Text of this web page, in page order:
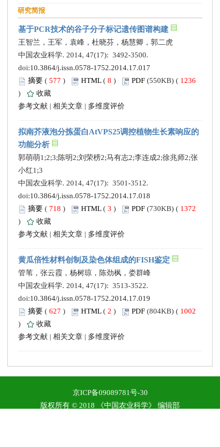
研究简报
基于PCR技术的谷子分子标记遗传图谱构建
王智兰，王军，袁峰，杜晓芬，杨慧卿，郭二虎
中国农业科学. 2014, 47(17): 3492-3500.
doi:10.3864/j.issn.0578-1752.2014.17.017
摘要 ( 577 ) HTML( 8 ) PDF (550KB) ( 1236
)
收藏
参考文献 | 相关文章 | 多维度评价
拟南芥液泡分拣蛋白AtVPS25调控植物生长素响应的
功能分析
郭萌萌1;2;3;陈明2;刘荣榜2;马有志2;李连成2;徐兆师2;张
小红1;3
中国农业科学. 2014, 47(17): 3501-3512.
doi:10.3864/j.issn.0578-1752.2014.17.018
摘要 ( 718 ) HTML( 3 ) PDF (730KB) ( 1372
)
收藏
参考文献 | 相关文章 | 多维度评价
黄瓜倍性材料创制及染色体组成的FISH鉴定
管苇，张云霞，杨树琼，陈劲枫，娄群峰
中国农业科学. 2014, 47(17): 3513-3522.
doi:10.3864/j.issn.0578-1752.2014.17.019
摘要 ( 627 ) HTML( 2 ) PDF (804KB) ( 1002
)
收藏
参考文献 | 相关文章 | 多维度评价
京ICP备09089781号-30
版权所有 © 2018 《中国农业科学》 编辑部